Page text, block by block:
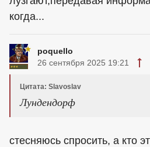
когда...
poquello
26 сентября 2025 19:21
Цитата: Slavoslav
Лундендорф
стесняюсь спросить, а кто